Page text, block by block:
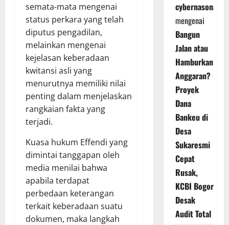
semata-mata mengenai
status perkara yang telah
diputus pengadilan,
melainkan mengenai
kejelasan keberadaan
kwitansi asli yang
menurutnya memiliki nilai
penting dalam menjelaskan
rangkaian fakta yang
terjadi.
Kuasa hukum Effendi yang
dimintai tanggapan oleh
media menilai bahwa
apabila terdapat
perbedaan keterangan
terkait keberadaan suatu
dokumen, maka langkah
cybernasonal
mengenai
Bangun
Jalan atau
Hamburkan
Anggaran?
Proyek
Dana
Bankeu di
Desa
Sukaresmi
Cepat
Rusak,
KCBI Bogor
Desak
Audit Total